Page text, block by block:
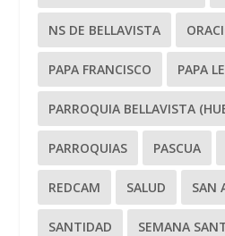
NS DE BELLAVISTA
PAPA FRANCISCO PAPA
PARROQUIA BELLAVISTA
PARROQUIAS PASCUA
REDCAM SALUD SAN
SANTIDAD SEMANA